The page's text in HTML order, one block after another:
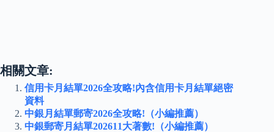
相關文章:
信用卡月結單2026全攻略!內含信用卡月結單絕密
資料
中銀月結單郵寄2026全攻略!（小編推薦）
中銀郵寄月結單202611大著數!（小編推薦）